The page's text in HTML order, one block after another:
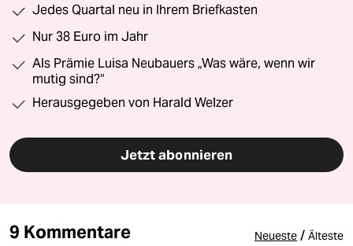
Jedes Quartal neu in Ihrem Briefkasten
Nur 38 Euro im Jahr
Als Prämie Luisa Neubauers „Was wäre, wenn wir
mutig sind?“
Herausgegeben von Harald Welzer
Jetzt abonnieren
9 Kommentare Neueste / Älteste